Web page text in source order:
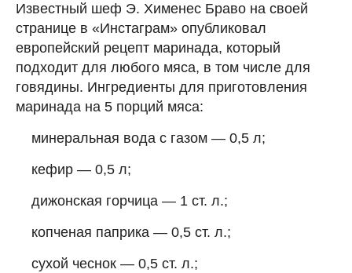
Известный шеф Э. Хименес Браво на своей
странице в «Инстаграм» опубликовал
европейский рецепт маринада, который
подходит для любого мяса, в том числе для
говядины. Ингредиенты для приготовления
маринада на 5 порций мяса:
минеральная вода с газом — 0,5 л;
кефир — 0,5 л;
дижонская горчица — 1 ст. л.;
копченая паприка — 0,5 ст. л.;
сухой чеснок — 0,5 ст. л.;